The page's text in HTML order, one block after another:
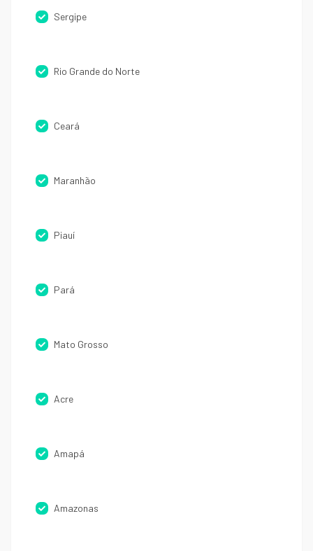
Sergipe
Rio Grande do Norte
Ceará
Maranhão
Piauí
Pará
Mato Grosso
Acre
Amapá
Amazonas